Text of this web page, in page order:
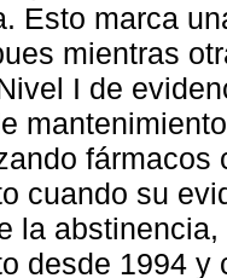
Esto marca
mientras
I de
fármacos
cuando su
la
desde 1994